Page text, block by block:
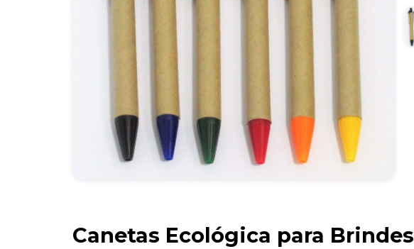
Canetas Ecológica para Brindes